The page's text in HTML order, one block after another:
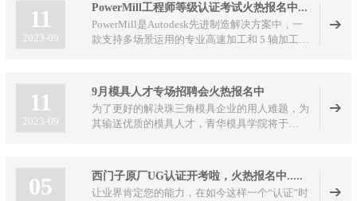
11
2023-09
PowerMill工程师等级认证考试火热报名中...
PowerMill是Autodesk先进制造解决方案中，一
款支持多场景运用的专业高速加工和 5 轴加工的
工业机器人的运动进行仿真、验证和优化，不断
探索未来制造的应用场景
11
2023-09
9月模具人才专场招聘会火热报名中
为了更好的解决珠三角模具企业的用人难题，为
其输送优质的模具人才，青华模具学院将于
报名参加! 具体事项如下:
05 西门子原厂UG认证开考啦，火热报名中.....
让业界肯定您的能力，在如今这样一个“认证”时